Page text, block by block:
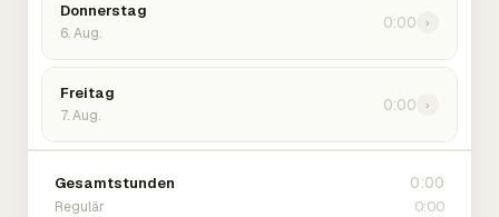
Donnerstag
6. Aug.
0:00 ›
Freitag
7. Aug.
0:00 ›
Gesamtstunden 0:00
Regulär 0:00